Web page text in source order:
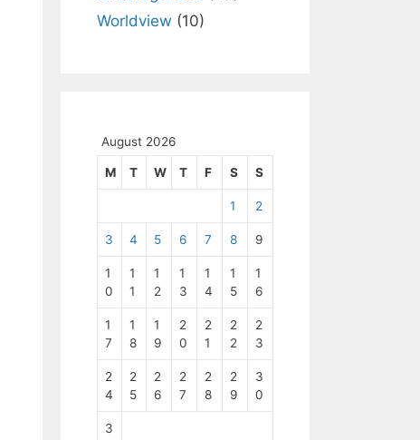
Worldview (10)
August 2026
M T W T F S S
1 2
3 4 5 6 7 8 9
1
0
1
1
1
2
1
3
1
4
1
5
1
6
1
7
1
8
1
9
2
0
2
1
2
2
2
3
2
4
2
5
2
6
2
7
2
8
2
9
3
0
3